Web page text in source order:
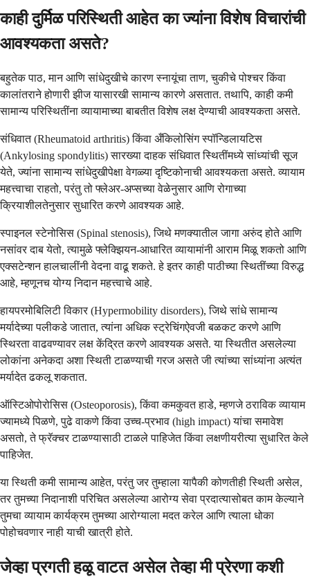
काही दुर्मिळ परिस्थिती आहेत का ज्यांना विशेष विचारांची
आवश्यकता असते?
बहुतेक पाठ, मान आणि सांधेदुखीचे कारण स्नायूंचा ताण, चुकीचे पोश्चर किंवा
कालांतराने होणारी झीज यासारखी सामान्य कारणे असतात. तथापि, काही कमी
सामान्य परिस्थितींना व्यायामाच्या बाबतीत विशेष लक्ष देण्याची आवश्यकता असते.
संधिवात (Rheumatoid arthritis) किंवा अँकिलोसिंग स्पॉन्डिलायटिस
(Ankylosing spondylitis) सारख्या दाहक संधिवात स्थितींमध्ये सांध्यांची सूज
येते, ज्यांना सामान्य सांधेदुखीपेक्षा वेगळ्या दृष्टिकोनाची आवश्यकता असते. व्यायाम
महत्त्वाचा राहतो, परंतु तो फ्लेअर-अप्सच्या वेळेनुसार आणि रोगाच्या
क्रियाशीलतेनुसार सुधारित करणे आवश्यक आहे.
स्पाइनल स्टेनोसिस (Spinal stenosis), जिथे मणक्यातील जागा अरुंद होते आणि
नसांवर दाब येतो, त्यामुळे फ्लेक्झियन-आधारित व्यायामांनी आराम मिळू शकतो आणि
एक्सटेन्शन हालचालींनी वेदना वाढू शकते. हे इतर काही पाठीच्या स्थितींच्या विरुद्ध
आहे, म्हणूनच योग्य निदान महत्त्वाचे आहे.
हायपरमोबिलिटी विकार (Hypermobility disorders), जिथे सांधे सामान्य
मर्यादेच्या पलीकडे जातात, त्यांना अधिक स्ट्रेचिंगऐवजी बळकट करणे आणि
स्थिरता वाढवण्यावर लक्ष केंद्रित करणे आवश्यक असते. या स्थितीत असलेल्या
लोकांना अनेकदा अशा स्थिती टाळण्याची गरज असते जी त्यांच्या सांध्यांना अत्यंत
मर्यादेत ढकलू शकतात.
ऑस्टिओपोरोसिस (Osteoporosis), किंवा कमकुवत हाडे, म्हणजे ठराविक व्यायाम
ज्यामध्ये पिळणे, पुढे वाकणे किंवा उच्च-प्रभाव (high impact) यांचा समावेश
असतो, ते फ्रॅक्चर टाळण्यासाठी टाळले पाहिजेत किंवा लक्षणीयरीत्या सुधारित केले
पाहिजेत.
या स्थिती कमी सामान्य आहेत, परंतु जर तुम्हाला यापैकी कोणतीही स्थिती असेल,
तर तुमच्या निदानाशी परिचित असलेल्या आरोग्य सेवा प्रदात्यासोबत काम केल्याने
तुमचा व्यायाम कार्यक्रम तुमच्या आरोग्याला मदत करेल आणि त्याला धोका
पोहोचवणार नाही याची खात्री होते.
जेव्हा प्रगती हळू वाटत असेल तेव्हा मी प्रेरणा कशी